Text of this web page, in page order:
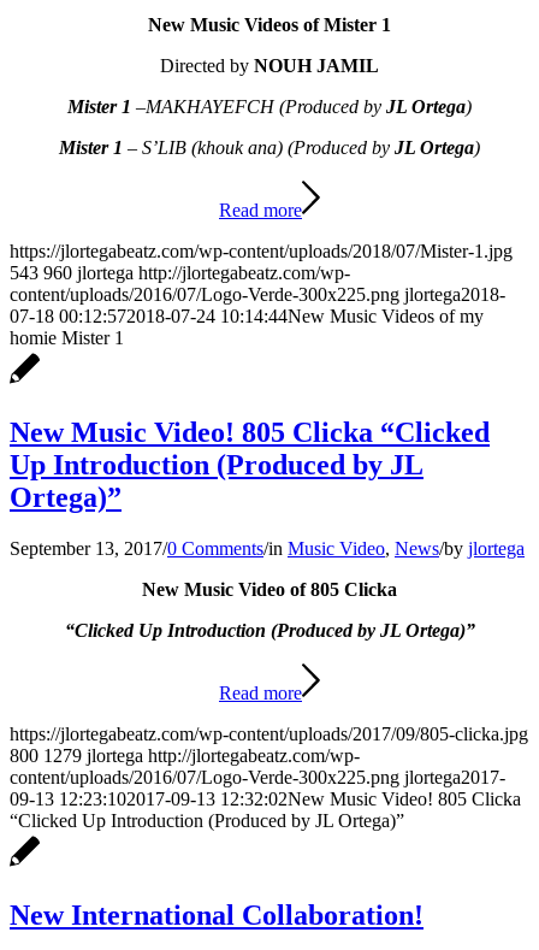
New Music Videos of Mister 1
Directed by NOUH JAMIL
Mister 1 –MAKHAYEFCH(Produced by JL Ortega)
Mister 1 – S’LIB (khouk ana) (Produced by JL Ortega)
Read more
https://jlortegabeatz.com/wp-content/uploads/2018/07/Mister-1.jpg
543 960 jlortega http://jlortegabeatz.com/wp-
content/uploads/2016/07/Logo-Verde-300x225.png jlortega2018-
07-18 00:12:572018-07-24 10:14:44New Music Videos of my
homie Mister 1
New Music Video! 805 Clicka “Clicked
Up Introduction (Produced by JL
Ortega)”
September 13, 2017/0 Comments/in Music Video, News/by jlortega
New Music Video of 805 Clicka
“Clicked Up Introduction (Produced by JL Ortega)”
Read more
https://jlortegabeatz.com/wp-content/uploads/2017/09/805-clicka.jpg
800 1279 jlortega http://jlortegabeatz.com/wp-
content/uploads/2016/07/Logo-Verde-300x225.png jlortega2017-
09-13 12:23:102017-09-13 12:32:02New Music Video! 805 Clicka
“Clicked Up Introduction (Produced by JL Ortega)”
New International Collaboration!